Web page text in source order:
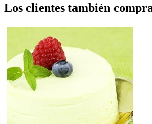
Los clientes también